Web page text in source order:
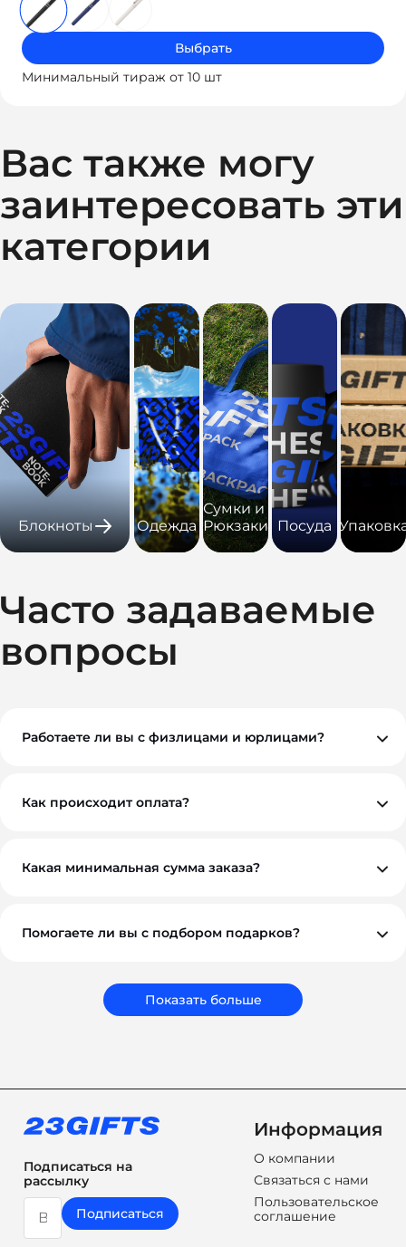
Выбрать
Минимальный тираж от 10 шт
Вас также могу
заинтересовать эти
категории
Блокноты Одежда
Сумки и
Рюкзаки Посуда
Часто задаваемые
вопросы
Работаете ли вы с физлицами и юрлицами?
Как происходит оплата?
обсудим индивидуально. Для оптовых и
корпоративных клиентов возможны гибкие условия.
Какая минимальная сумма заказа?
Помогаете ли вы с подбором подарков?
сувениры, а решения, которые работают на ваш
Показать больше
Подписаться на
рассылку
Подписаться
Информация
О компании
Связаться с нами
Пользовательское
соглашение